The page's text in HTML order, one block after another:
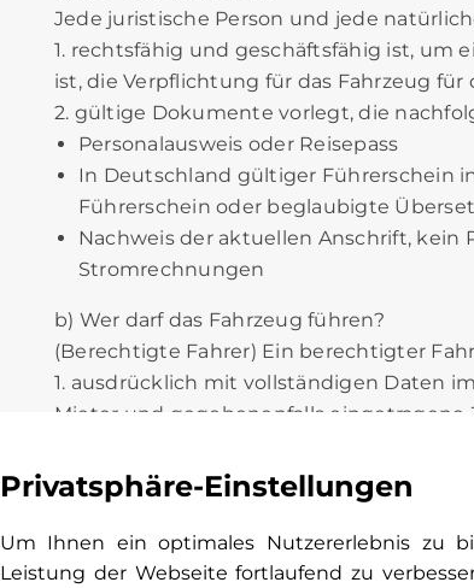
Privatsphäre-Einstellungen
Um Ihnen ein optimales Nutzererlebnis zu
Leistung der Webseite fortlaufend zu
Jede juristische Person und jede
1. rechtsfähig und geschäftsfähig ist, um
ist, die Verpflichtung für das Fahrzeug
2. gültige Dokumente vorlegt, die
Personalausweis oder Reisepass
In Deutschland gültiger Führerschein
Führerschein oder beglaubigte
Nachweis der aktuellen Anschrift, kein
Stromrechnungen
b) Wer darf das Fahrzeug führen?
(Berechtigte Fahrer) Ein berechtigter
1. ausdrücklich mit vollständigen Daten
Mieter und gegebenenfalls eingetragene
2. einen gültigen Führerschein und ein
Der nicht berechtigte Fahrer hat keinen
durch den Vermieter angeboten
gesetzlichen Haftpflichtversicherung